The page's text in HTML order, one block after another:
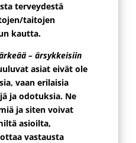
terveydestä
taitojen
kautta.
– ärsykkeisiin
asiat eivät ole
vaan erilaisia
ja odotuksia. Ne
ja siten voivat
asioilta,
vastausta